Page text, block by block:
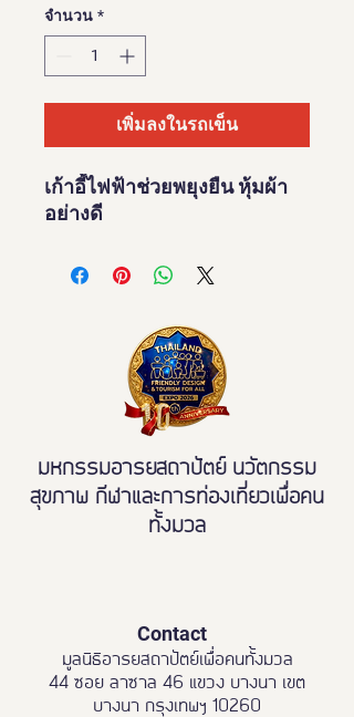
จำนวน *
เพิ่มลงในรถเข็น
เก้าอี้ไฟฟ้าช่วยพยุงยืน หุ้มผ้า
อย่างดี
มหกรรมอารยสถาปัตย์ นวัตกรรม
สุขภาพ กีฬาและการท่องเที่ยวเพื่อคน
ทั้งมวล
Contact
มูลนิธิอารยสถาปัตย์เพื่อคนทั้งมวล
44 ซอย ลาซาล 46 แขวง บางนา เขต
บางนา กรุงเทพฯ 10260